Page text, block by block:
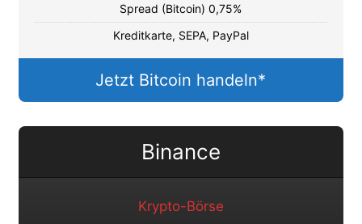
Spread (Bitcoin) 0,75%
Kreditkarte, SEPA, PayPal
Jetzt Bitcoin handeln*
Binance
Krypto-Börse